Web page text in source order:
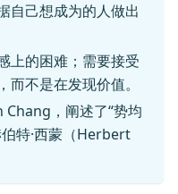
自己想成为的人做出
上的困难；需要接受
不是在发现价值。
Chang，阐述了“势均
特·西蒙（Herbert